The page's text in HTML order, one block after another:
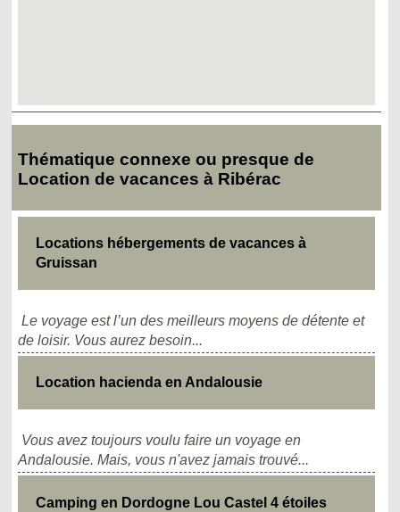
Thématique connexe ou presque de
Location de vacances à Ribérac
Locations hébergements de vacances à
Gruissan
Le voyage est l’un des meilleurs moyens de détente et
de loisir. Vous aurez besoin...
Location hacienda en Andalousie
Vous avez toujours voulu faire un voyage en
Andalousie. Mais, vous n'avez jamais trouvé...
Camping en Dordogne Lou Castel 4 étoiles